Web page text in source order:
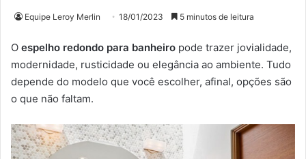
Equipe Leroy Merlin 18/01/2023 5 minutos de leitura
O espelho redondo para banheiro pode trazer jovialidade,
modernidade, rusticidade ou elegância ao ambiente. Tudo
depende do modelo que você escolher, afinal, opções são
o que não faltam.